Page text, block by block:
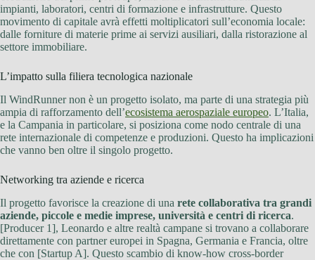
impianti, laboratori, centri di formazione e infrastrutture. Questo
movimento di capitale avrà effetti moltiplicatori sull’economia locale:
dalle forniture di materie prime ai servizi ausiliari, dalla ristorazione al
settore immobiliare.
L’impatto sulla filiera tecnologica nazionale
Il WindRunner non è un progetto isolato, ma parte di una strategia più
ampia di rafforzamento dell’ecosistema aerospaziale europeo. L’Italia,
e la Campania in particolare, si posiziona come nodo centrale di una
rete internazionale di competenze e produzioni. Questo ha implicazioni
che vanno ben oltre il singolo progetto.
Networking tra aziende e ricerca
Il progetto favorisce la creazione di una rete collaborativa tra grandi
aziende, piccole e medie imprese, università e centri di ricerca.
[Producer 1], Leonardo e altre realtà campane si trovano a collaborare
direttamente con partner europei in Spagna, Germania e Francia, oltre
che con [Startup A]. Questo scambio di know-how cross-border